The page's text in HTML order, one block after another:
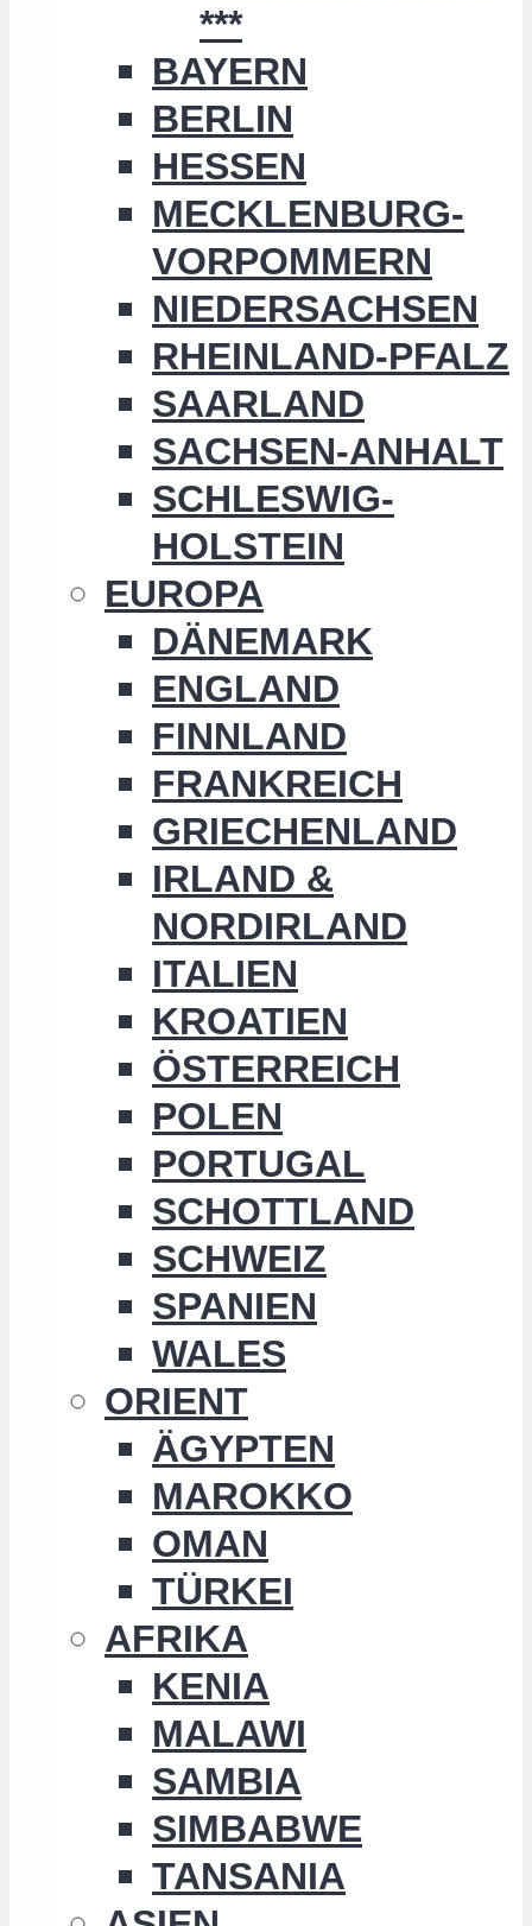
***
BAYERN
BERLIN
HESSEN
MECKLENBURG-
VORPOMMERN
NIEDERSACHSEN
RHEINLAND-PFALZ
SAARLAND
SACHSEN-ANHALT
SCHLESWIG-
HOLSTEIN
EUROPA
DÄNEMARK
ENGLAND
FINNLAND
FRANKREICH
GRIECHENLAND
IRLAND &
NORDIRLAND
ITALIEN
KROATIEN
ÖSTERREICH
POLEN
PORTUGAL
SCHOTTLAND
SCHWEIZ
SPANIEN
WALES
ORIENT
ÄGYPTEN
MAROKKO
OMAN
TÜRKEI
AFRIKA
KENIA
MALAWI
SAMBIA
SIMBABWE
TANSANIA